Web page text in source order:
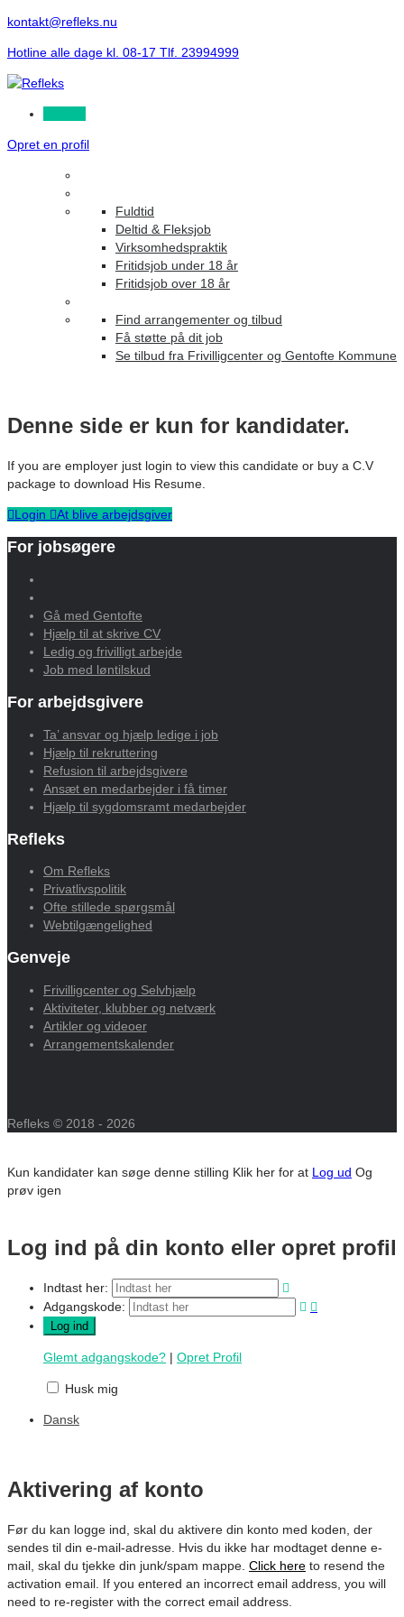
kontakt@refleks.nu
Hotline alle dage kl. 08-17 Tlf. 23994999
Opret en profil
Fuldtid
Deltid & Fleksjob
Virksomhedspraktik
Fritidsjob under 18 år
Fritidsjob over 18 år
Find arrangementer og tilbud
Få støtte på dit job
Se tilbud fra Frivilligcenter og Gentofte Kommune
Denne side er kun for kandidater.
If you are employer just login to view this candidate or buy a C.V
package to download His Resume.
Login At blive arbejdsgiver
For jobsøgere
Gå med Gentofte
Hjælp til at skrive CV
Ledig og frivilligt arbejde
Job med løntilskud
For arbejdsgivere
Ta’ ansvar og hjælp ledige i job
Hjælp til rekruttering
Refusion til arbejdsgivere
Ansæt en medarbejder i få timer
Hjælp til sygdomsramt medarbejder
Refleks
Om Refleks
Privatlivspolitik
Ofte stillede spørgsmål
Webtilgængelighed
Genveje
Frivilligcenter og Selvhjælp
Aktiviteter, klubber og netværk
Artikler og videoer
Arrangementskalender
Refleks © 2018 - 2026
Kun kandidater kan søge denne stilling Klik her for at Log ud Og
prøv igen
Log ind på din konto eller opret profil
Indtast her:
Adgangskode:
Glemt adgangskode? | Opret Profil
Husk mig
Dansk
Aktivering af konto
Før du kan logge ind, skal du aktivere din konto med koden, der
sendes til din e-mail-adresse. Hvis du ikke har modtaget denne e-
mail, skal du tjekke din junk/spam mappe. Click here to resend the
activation email. If you entered an incorrect email address, you will
need to re-register with the correct email address.